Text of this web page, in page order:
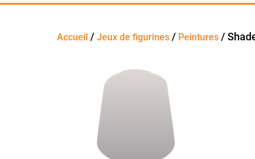
Accueil /Jeux de figurines / Peintures /